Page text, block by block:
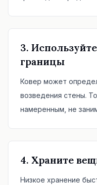
3.
границы
Ковер может
возведения стены.
намеренным, не
4. Храните
Низкое хранение